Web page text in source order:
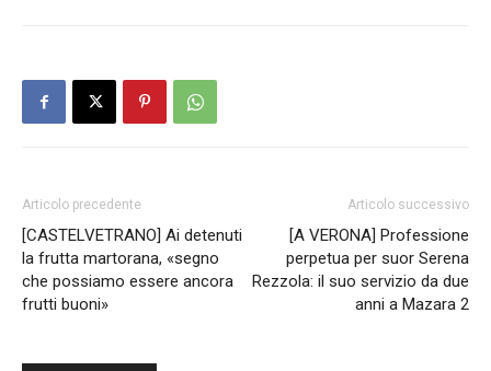
Articolo precedente
[CASTELVETRANO] Ai detenuti
la frutta martorana, «segno
che possiamo essere ancora
frutti buoni»
Articolo successivo
[A VERONA] Professione
perpetua per suor Serena
Rezzola: il suo servizio da due
anni a Mazara 2